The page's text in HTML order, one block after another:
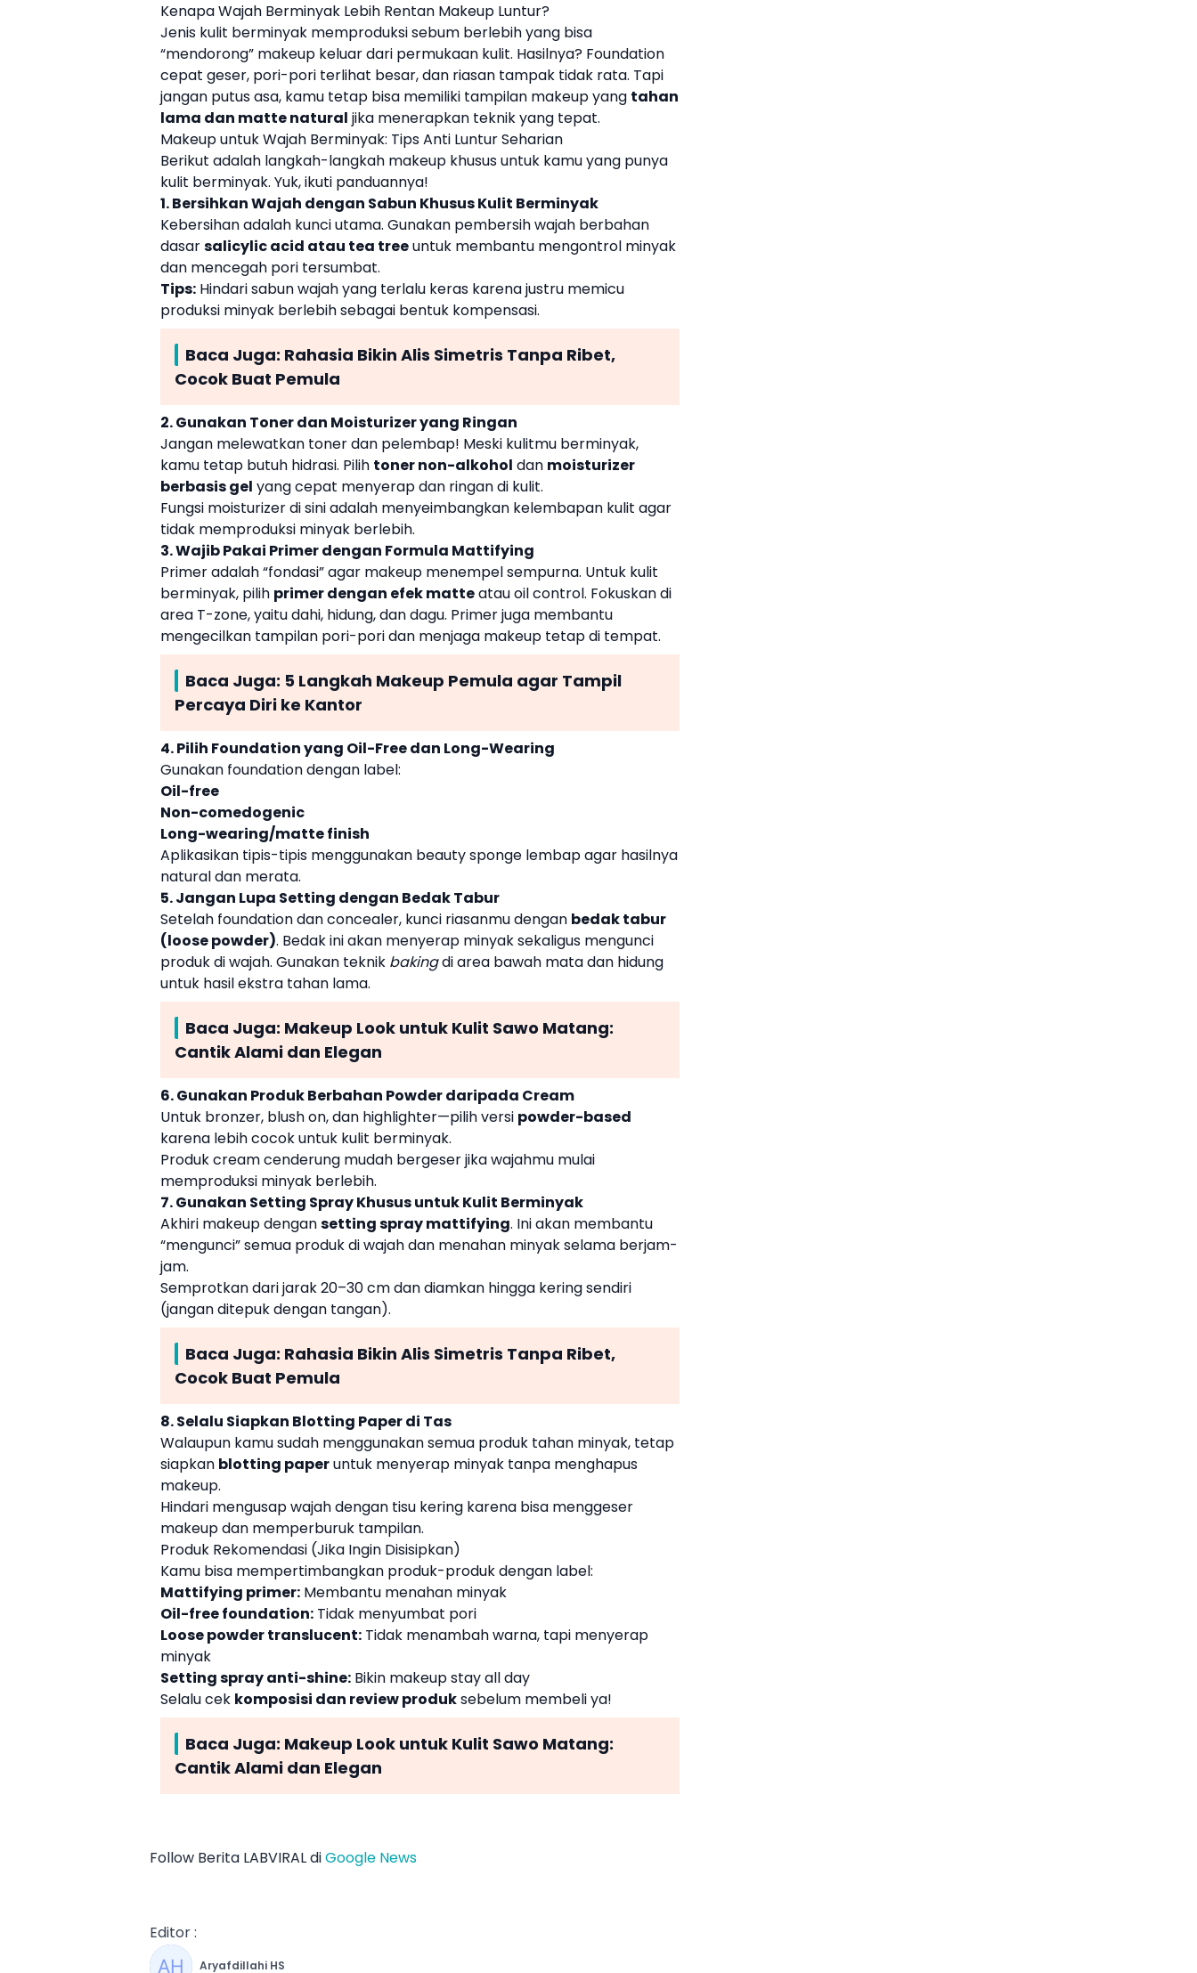
Kenapa Wajah Berminyak Lebih Rentan Makeup Luntur?
Jenis kulit berminyak memproduksi sebum berlebih yang bisa
“mendorong” makeup keluar dari permukaan kulit. Hasilnya? Foundation
cepat geser, pori-pori terlihat besar, dan riasan tampak tidak rata. Tapi
jangan putus asa, kamu tetap bisa memiliki tampilan makeup yang tahan
lama dan matte natural jika menerapkan teknik yang tepat.
Makeup untuk Wajah Berminyak: Tips Anti Luntur Seharian
Berikut adalah langkah-langkah makeup khusus untuk kamu yang punya
kulit berminyak. Yuk, ikuti panduannya!
1. Bersihkan Wajah dengan Sabun Khusus Kulit Berminyak
Kebersihan adalah kunci utama. Gunakan pembersih wajah berbahan
dasarsalicylic acid atau tea treeuntuk membantu mengontrol minyak
dan mencegah pori tersumbat.
Tips: Hindari sabun wajah yang terlalu keras karena justru memicu
produksi minyak berlebih sebagai bentuk kompensasi.
Baca Juga: Rahasia Bikin Alis Simetris Tanpa Ribet,
Cocok Buat Pemula
2. Gunakan Toner dan Moisturizer yang Ringan
Jangan melewatkan toner dan pelembap! Meski kulitmu berminyak,
kamu tetap butuh hidrasi. Pilih toner non-alkohol dan moisturizer
berbasis gel yang cepat menyerap dan ringan di kulit.
Fungsi moisturizer di sini adalah menyeimbangkan kelembapan kulit agar
tidak memproduksi minyak berlebih.
3. Wajib Pakai Primer dengan Formula Mattifying
Primer adalah “fondasi” agar makeup menempel sempurna. Untuk kulit
berminyak, pilih primer dengan efek matteatau oil control. Fokuskan di
area T-zone, yaitu dahi, hidung, dan dagu. Primer juga membantu
mengecilkan tampilan pori-pori dan menjaga makeup tetap di tempat.
Baca Juga: 5 Langkah Makeup Pemula agar Tampil
Percaya Diri ke Kantor
4. Pilih Foundation yang Oil-Free dan Long-Wearing
Gunakan foundation dengan label:
Oil-free
Non-comedogenic
Long-wearing/matte finish
Aplikasikan tipis-tipis menggunakan beauty sponge lembap agar hasilnya
natural dan merata.
5. Jangan Lupa Setting dengan Bedak Tabur
Setelah foundation dan concealer, kunci riasanmu dengan bedak tabur
(loose powder). Bedak ini akan menyerap minyak sekaligus mengunci
produk di wajah. Gunakan teknik bakingdi area bawah mata dan hidung
untuk hasil ekstra tahan lama.
Baca Juga: Makeup Look untuk Kulit Sawo Matang:
Cantik Alami dan Elegan
6. Gunakan Produk Berbahan Powder daripada Cream
Untuk bronzer, blush on, dan highlighter—pilih versi powder-based
karena lebih cocok untuk kulit berminyak.
Produk cream cenderung mudah bergeser jika wajahmu mulai
memproduksi minyak berlebih.
7. Gunakan Setting Spray Khusus untuk Kulit Berminyak
Akhiri makeup dengansetting spray mattifying. Ini akan membantu
“mengunci” semua produk di wajah dan menahan minyak selama berjam-
jam.
Semprotkan dari jarak 20–30 cm dan diamkan hingga kering sendiri
(jangan ditepuk dengan tangan).
Baca Juga: Rahasia Bikin Alis Simetris Tanpa Ribet,
Cocok Buat Pemula
8. Selalu Siapkan Blotting Paper di Tas
Walaupun kamu sudah menggunakan semua produk tahan minyak, tetap
siapkan blotting paperuntuk menyerap minyak tanpa menghapus
makeup.
Hindari mengusap wajah dengan tisu kering karena bisa menggeser
makeup dan memperburuk tampilan.
Produk Rekomendasi (Jika Ingin Disisipkan)
Kamu bisa mempertimbangkan produk-produk dengan label:
Mattifying primer: Membantu menahan minyak
Oil-free foundation: Tidak menyumbat pori
Loose powder translucent: Tidak menambah warna, tapi menyerap
minyak
Setting spray anti-shine: Bikin makeup stay all day
Selalu cek komposisi dan review produksebelum membeli ya!
Baca Juga: Makeup Look untuk Kulit Sawo Matang:
Cantik Alami dan Elegan
Follow Berita LABVIRAL diGoogle News
Editor :
Aryafdillahi HS